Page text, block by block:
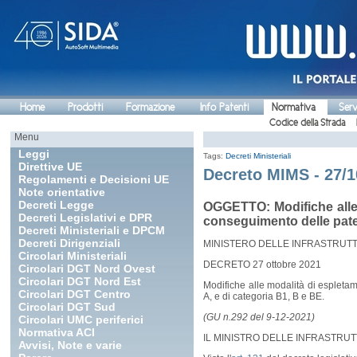
Home Prodotti Formazione Info Patenti Normativa
Codice della Strada
Menu
Leggi
Direttive UE
Regolamenti e Decisioni UE
Note orientative
Decreti Legge
Decreti Legislativi e DPR
Decreti Ministeriali e DPCM
Decreti Dirigenziali
Circolari Ministeriali
Circolari DGT Nord Ovest
Circolari DGT Nord Est
Circolari DGT Centro
Circolari DGT Sud
Circolari UMC periferici
Normativa ACI
Avvisi, Note e varie
Tags: Decreti Ministeriali
Decreto MIMS - 27/
OGGETTO: Modifiche
conseguimento delle
MINISTERO DELLE
DECRETO 27 ottobre 2021
Modifiche alle modalità di
A, e di categoria B1, B e BE.
(GU n.292 del 9-12-2021)
IL MINISTRO DELLE